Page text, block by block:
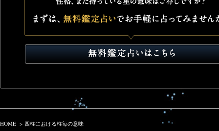
HOME > 四柱における柱毎の意味